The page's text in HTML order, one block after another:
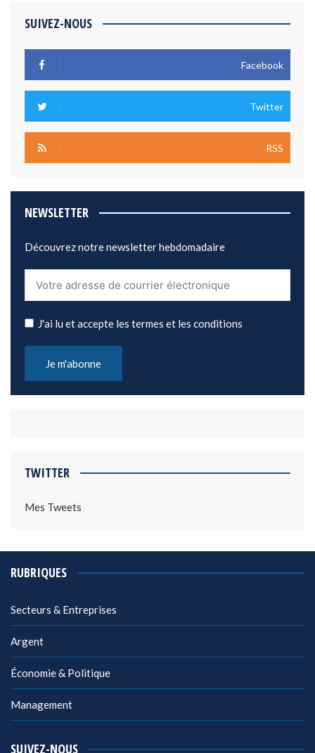
SUIVEZ-NOUS
Facebook
Twitter
RSS
NEWSLETTER
Découvrez notre newsletter hebdomadaire
J'ai lu et accepte les termes et les conditions
TWITTER
Mes Tweets
RUBRIQUES
Secteurs & Entreprises
Argent
Économie & Politique
Management
SUIVEZ-NOUS